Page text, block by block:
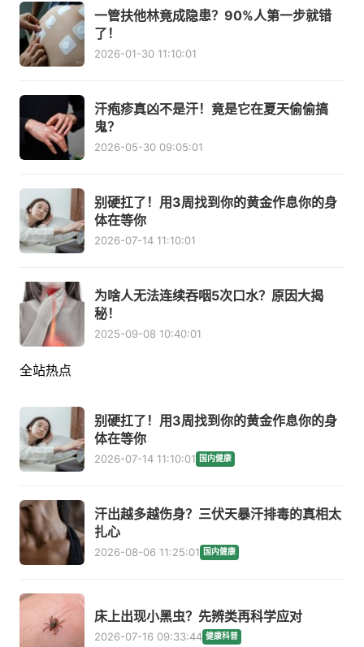
一管扶他林竟成隐患？90%人第一步就错
了！
2026-01-30 11:10:01
汗疱疹真凶不是汗！竟是它在夏天偷偷搞
鬼？
2026-05-30 09:05:01
别硬扛了！用3周找到你的黄金作息你的身
体在等你
2026-07-14 11:10:01
为啥人无法连续吞咽5次口水？原因大揭
秘！
2025-09-08 10:40:01
全站热点
别硬扛了！用3周找到你的黄金作息你的身
体在等你
2026-07-14 11:10:01 国内健康
汗出越多越伤身？三伏天暴汗排毒的真相太
扎心
2026-08-06 11:25:01 国内健康
床上出现小黑虫？先辨类再科学应对
2026-07-16 09:33:44 健康科普